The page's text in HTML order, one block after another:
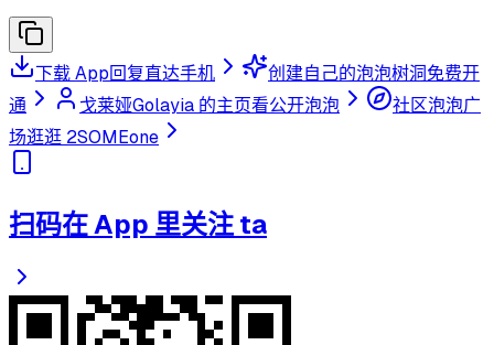
下载 App回复直达手机 创建自己的泡泡树洞免费开
通
戈莱娅Golayia 的主页看公开泡泡
社区泡泡广
场逛逛 2SOMEone
扫码在 App 里关注 ta